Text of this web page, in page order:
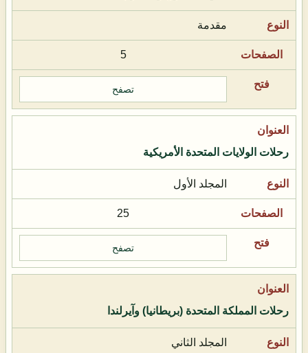
مقدمة
5
تصفح
رحلات الولايات المتحدة الأمريكية
المجلد الأول
25
تصفح
رحلات المملكة المتحدة (بريطانيا) وآيرلندا
المجلد الثاني